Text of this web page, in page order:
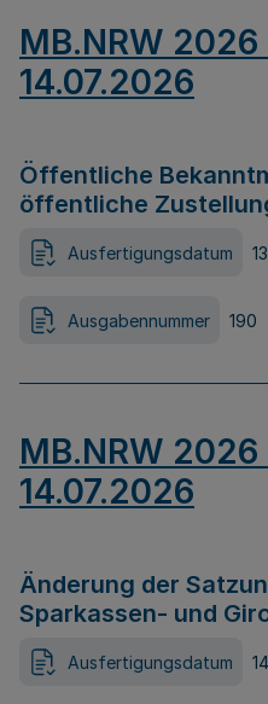
MB.NRW 2026
14.07.2026
Öffentliche
öffentliche
Ausfertigungsdatum
Ausgabennummer 190
MB.NRW 2026
14.07.2026
Änderung der
Sparkassen- und
Ausfertigungsdatum